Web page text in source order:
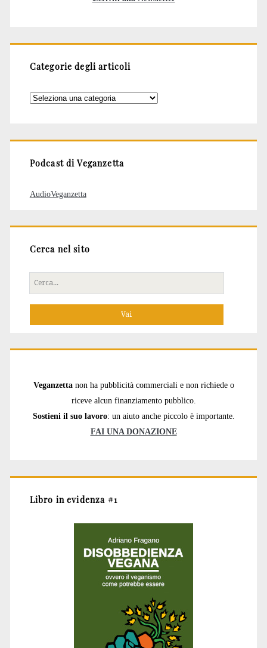
Categorie degli articoli
Categorie
Podcast di Veganzetta
AudioVeganzetta
Cerca nel sito
Cerca
per:
Veganzetta non ha pubblicità commerciali e non richiede o
riceve alcun finanziamento pubblico.
Sostieni il suo lavoro: un aiuto anche piccolo è importante.
FAI UNA DONAZIONE
Libro in evidenza #1